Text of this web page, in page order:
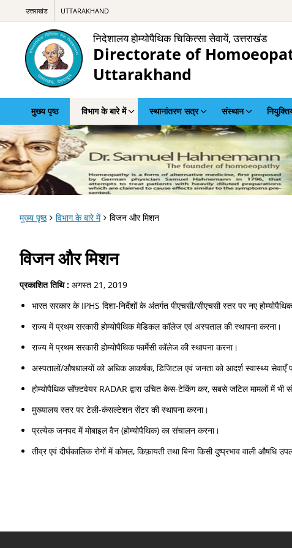
उत्तराखंड UTTARAKHAND
निदेशालय होम्योपैथिक चिकित्सा सेवायें, उत्तराखंड
Directorate of
Uttarakhand
मुख्य पृष्ठ विभाग के बारे में स्थानांतरण सत्र संस्थान
मुख्य पृष्ठ विभाग के बारे में विजन और मिशन
विजन और मिशन
प्रकाशित तिथि : अगस्त 21, 2019
भारत सरकार के IPHS दिशा-निर्देशों के अंतर्गत पीएचसी/सीएचसी स्तर पर नए
राज्य में प्रथम सरकारी होम्योपैथिक मेडिकल कॉलेज एवं अस्पताल की स्थापना करना।
राज्य में प्रथम सरकारी होम्योपैथिक फार्मेसी कॉलेज की स्थापना करना।
अस्पतालों/औषधालयों को अधिक आकर्षक, डिजिटल एवं जनता को आदर्श स्वास्थ्य सेवाएँ
होम्योपैथिक सॉफ़्टवेयर RADAR द्वारा उचित केस-टेकिंग कर, सबसे जटिल मामलों में भी
मुख्यालय स्तर पर टेली-कंसल्टेशन सेंटर की स्थापना करना।
प्रत्येक जनपद में मोबाइल वैन (होम्योपैथिक) का संचालन करना।
तीव्र एवं दीर्घकालिक रोगों में कोमल, किफ़ायती तथा बिना किसी दुष्प्रभाव वाली औषधि